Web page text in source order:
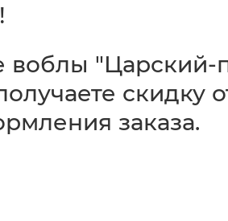
"Царский-
скидку
заказа.